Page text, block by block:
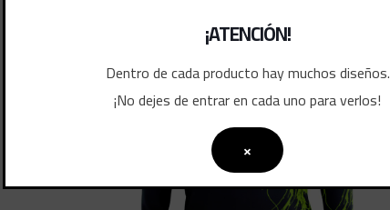
¡ATENCIÓN!
Dentro de cada producto hay muchos diseños.
¡No dejes de entrar en cada uno para verlos!
×